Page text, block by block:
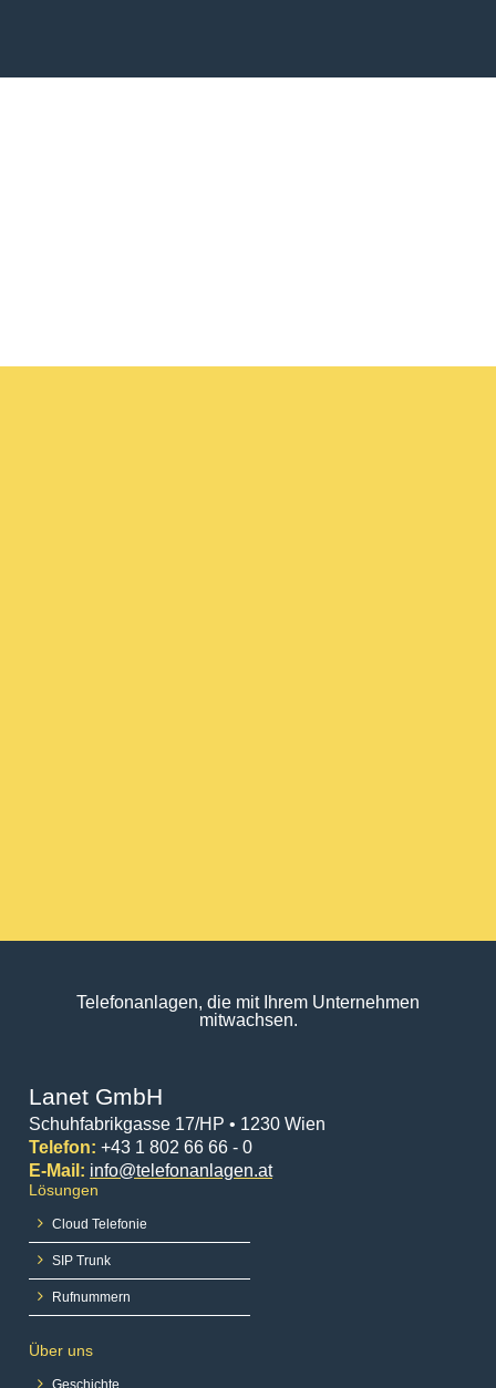
Telefonanlagen, die mit Ihrem Unternehmen
mitwachsen.
Lanet GmbH
Schuhfabrikgasse 17/HP • 1230 Wien
Telefon: +43 1 802 66 66 - 0
E-Mail: info@telefonanlagen.at
Lösungen
Cloud Telefonie
SIP Trunk
Rufnummern
Über uns